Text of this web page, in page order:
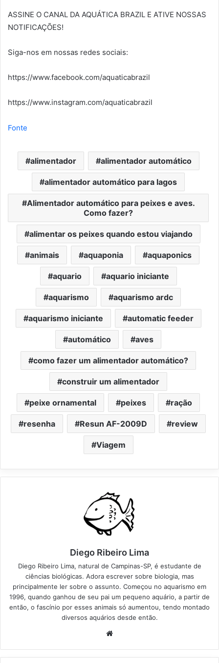
ASSINE O CANAL DA AQUÁTICA BRAZIL E ATIVE NOSSAS
NOTIFICAÇÕES!
Siga-nos em nossas redes sociais:
https://www.facebook.com/aquaticabrazil
https://www.instagram.com/aquaticabrazil​
Fonte
alimentador alimentador automático
alimentador automático para lagos
Alimentador automático para peixes e aves.
Como fazer?
alimentar os peixes quando estou viajando
animais aquaponia aquaponics
aquario aquario iniciante
aquarismo aquarismo ardc
aquarismo iniciante automatic feeder
automático aves
como fazer um alimentador automático?
construir um alimentador
peixe ornamental peixes ração
resenha Resun AF-2009D review
Viagem
Diego Ribeiro Lima
Diego Ribeiro Lima, natural de Campinas-SP, é estudante de
ciências biológicas. Adora escrever sobre biologia, mas
principalmente ler sobre o assunto. Começou no aquarismo em
1996, quando ganhou de seu pai um pequeno aquário, a partir de
então, o fascínio por esses animais só aumentou, tendo montado
diversos aquários desde então.
Website